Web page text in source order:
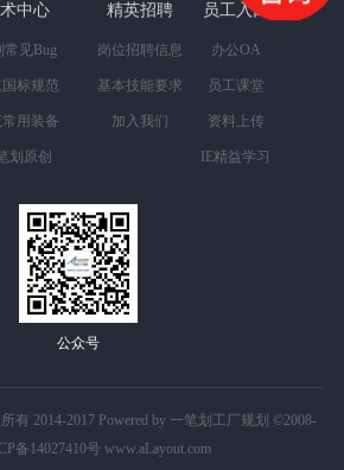
中心
常见Bug
国标规范
用装备
划原创
精英招聘
岗位招聘信息
基本技能要求
加入我们
员工入口
办公OA
员工课堂
资料上传
IE精益学习
公众号
有 2014-2017 Powered by 一笔划工厂规划 ©2008-
备14027410号 www.aLayout.com